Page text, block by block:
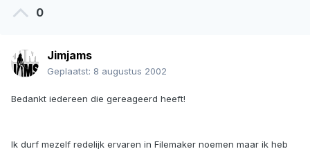
0
Jimjams
Geplaatst: 8 augustus 2002
Bedankt iedereen die gereageerd heeft!
Ik durf mezelf redelijk ervaren in Filemaker noemen maar ik heb